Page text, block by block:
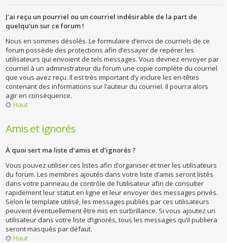
J’ai reçu un pourriel ou un courriel indésirable de la part de
quelqu’un sur ce forum !
Nous en sommes désolés. Le formulaire d’envoi de courriels de ce
forum possède des protections afin d’essayer de repérer les
utilisateurs qui envoient de tels messages. Vous devriez envoyer par
courriel à un administrateur du forum une copie complète du courriel
que vous avez reçu. Il est très important d’y inclure les en-têtes
contenant des informations sur l’auteur du courriel. Il pourra alors
agir en conséquence.
Haut
Amis et ignorés
À quoi sert ma liste d’amis et d’ignorés ?
Vous pouvez utiliser ces listes afin d’organiser et trier les utilisateurs
du forum. Les membres ajoutés dans votre liste d’amis seront listés
dans votre panneau de contrôle de l’utilisateur afin de consulter
rapidement leur statut en ligne et leur envoyer des messages privés.
Selon le template utilisé, les messages publiés par ces utilisateurs
peuvent éventuellement être mis en surbrillance. Si vous ajoutez un
utilisateur dans votre liste d’ignorés, tous les messages qu’il publiera
seront masqués par défaut.
Haut